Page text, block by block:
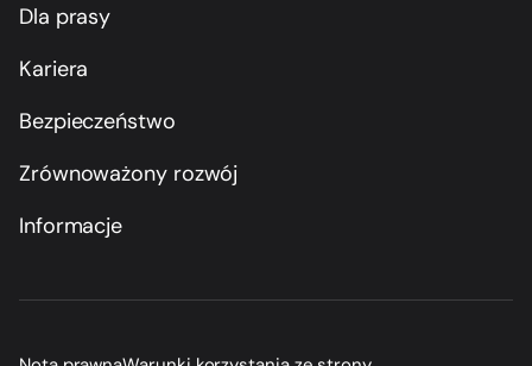
Dla prasy
Kariera
Bezpieczeństwo
Zrównoważony rozwój
Informacje